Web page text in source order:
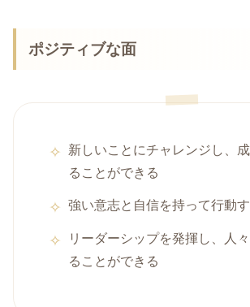
ポジティブな面
新しいことにチャレンジし、
ることができる
強い意志と自信を持って行動
リーダーシップを発揮し、人
ることができる